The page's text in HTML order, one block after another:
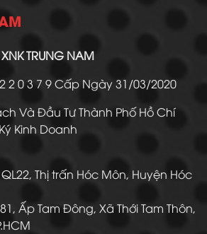
TRUNG NAM
2 0 3 7 9 Cấp Ngày 31/03/2020
Và Đầu Tư Thành Phố Hồ Chí
Kinh Doanh
Thị trấn Hóc Môn, Huyện Hóc
81, Ấp Tam Đông, Xã Thới Tam Thôn,